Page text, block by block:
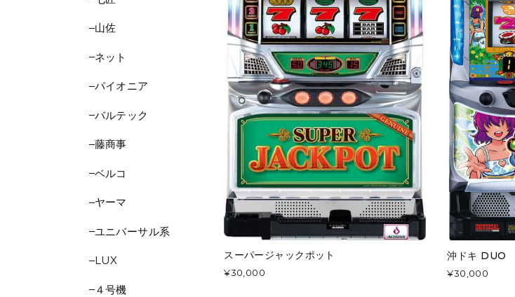
山佐
ネット
パイオニア
バルテック
藤商事
ベルコ
ヤーマ
ユニバーサル系
LUX
４号機
スーパージャックポット
¥30,000
沖ドキ DUO
¥30,000